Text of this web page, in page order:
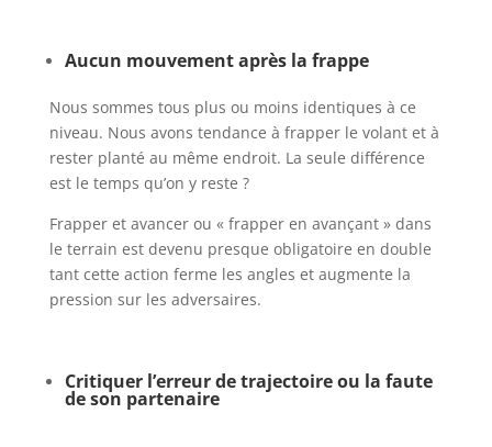
Aucun mouvement après la frappe
Nous sommes tous plus ou moins identiques à ce
niveau. Nous avons tendance à frapper le volant et à
rester planté au même endroit. La seule différence
est le temps qu’on y reste ?
Frapper et avancer ou « frapper en avançant » dans
le terrain est devenu presque obligatoire en double
tant cette action ferme les angles et augmente la
pression sur les adversaires.
Critiquer l’erreur de trajectoire ou la faute
de son partenaire